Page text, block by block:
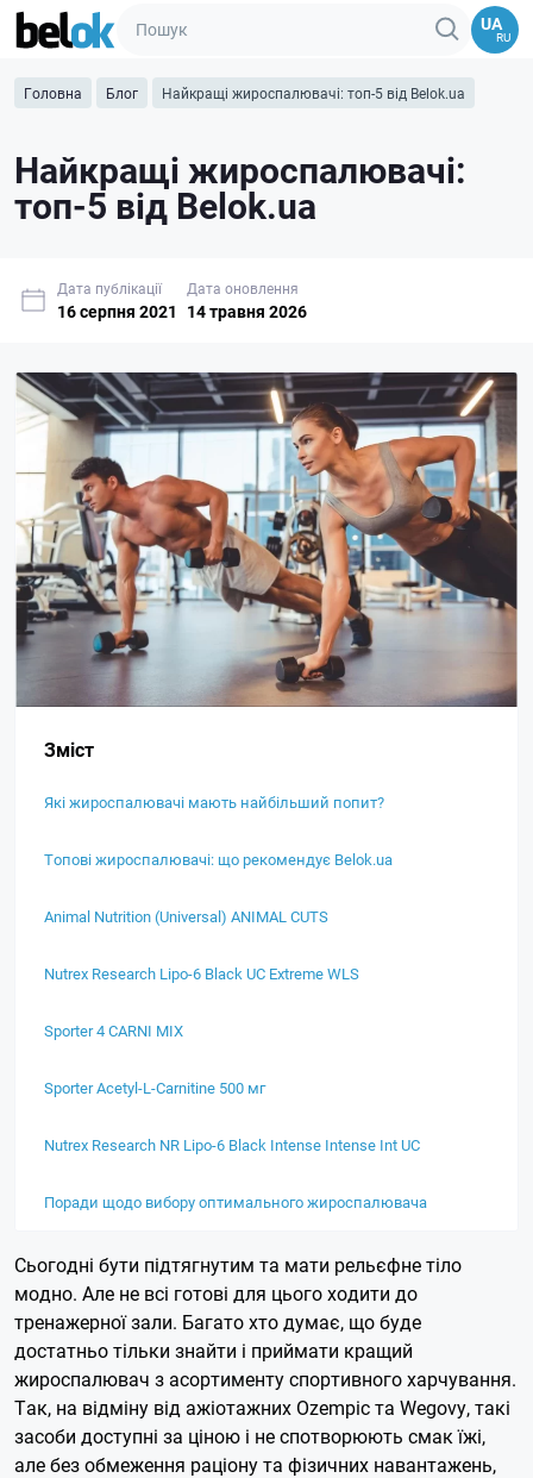
UA
RU
Головна Блог Найкращі жироспалювачі: топ-5 від Belok.ua
Найкращі жироспалювачі:
топ-5 від Belok.ua
Дата публікації
16 серпня 2021
Дата оновлення
14 травня 2026
Зміст
Які жироспалювачі мають найбільший попит?
Топові жироспалювачі: що рекомендує Belok.ua
Animal Nutrition (Universal) ANIMAL CUTS
Nutrex Research Lipo-6 Black UC Extreme WLS
Sporter 4 CARNI MIX
Sporter Acetyl-L-Carnitine 500 мг
Nutrex Research NR Lipo-6 Black Intense Intense Int UC
Поради щодо вибору оптимального жироспалювача
Сьогодні бути підтягнутим та мати рельєфне тіло
модно. Але не всі готові для цього ходити до
тренажерної зали. Багато хто думає, що буде
достатньо тільки знайти і приймати кращий
жироспалювач з асортименту спортивного харчування.
Так, на відміну від ажіотажних Ozempic та Wegovy, такі
засоби доступні за ціною і не спотворюють смак їжі,
але без обмеження раціону та фізичних навантажень,